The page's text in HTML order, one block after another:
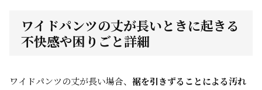
ワイドパンツの丈が長いときに起きる
不快感や困りごと詳細
ワイドパンツの丈が長い場合、 裾を引きずることによる汚れ